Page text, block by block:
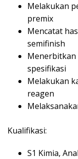
Melakukan
premix
Mencatat
semifinish
Menerbitkan
spesifikasi
Melakukan
reagen
Kualifikasi:
S1 Kimia,